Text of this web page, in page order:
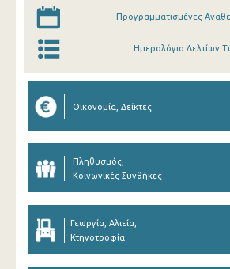
Προγραμματισμένες
Ημερολόγιο Δελτίων
Οικονομία, Δείκτες
Πληθυσμός,
Κοινωνικές Συνθήκες
Γεωργία, Αλιεία,
Κτηνοτροφία